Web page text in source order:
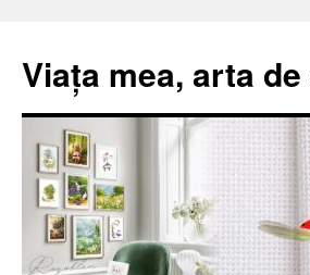
Viața mea, arta